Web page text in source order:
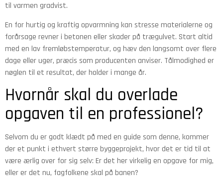
til varmen gradvist.
En for hurtig og kraftig opvarmning kan stresse materialerne og
forårsage revner i betonen eller skader på trægulvet. Start altid
med en lav fremløbstemperatur, og hæv den langsomt over flere
dage eller uger, præcis som producenten anviser. Tålmodighed er
nøglen til et resultat, der holder i mange år.
Hvornår skal du overlade
opgaven til en professionel?
Selvom du er godt klædt på med en guide som denne, kommer
der et punkt i ethvert større byggeprojekt, hvor det er tid til at
være ærlig over for sig selv: Er det her virkelig en opgave for mig,
eller er det nu, fagfolkene skal på banen?